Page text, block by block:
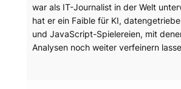
war als IT-Journalist in der Welt
hat er ein Faible für KI,
und JavaScript-Spielereien, mit
Analysen noch weiter verfeinern